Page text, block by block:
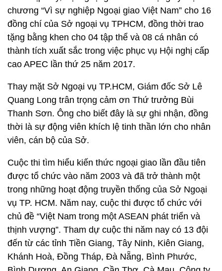
chương “Vì sự nghiệp Ngoại giao Việt Nam” cho 16
đồng chí của Sở ngoại vụ TPHCM, đồng thời trao
tặng bằng khen cho 04 tập thể và 08 cá nhân có
thành tích xuất sắc trong việc phục vụ Hội nghị cấp
cao APEC lần thứ 25 năm 2017.
Thay mặt Sở Ngoại vụ TP.HCM, Giám đốc Sở Lê
Quang Long trân trọng cảm ơn Thứ trưởng Bùi
Thanh Sơn. Ông cho biết đây là sự ghi nhận, đồng
thời là sự động viên khích lệ tinh thần lớn cho nhân
viên, cán bộ của Sở.
Cuộc thi tìm hiểu kiến thức ngoại giao lần đầu tiên
được tổ chức vào năm 2003 và đã trở thành một
trong những hoạt động truyền thống của Sở Ngoại
vụ TP. HCM. Năm nay, cuộc thi được tổ chức với
chủ đề “Việt Nam trong một ASEAN phát triển và
thịnh vượng”. Tham dự cuộc thi năm nay có 13 đội
đến từ các tỉnh Tiền Giang, Tây Ninh, Kiên Giang,
Khánh Hoà, Đồng Tháp, Đà Nẵng, Bình Phước,